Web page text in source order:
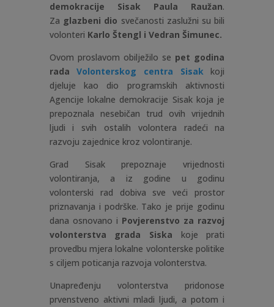
demokracije Sisak Paula Raužan.
Za glazbeni dio svečanosti zaslužni su bili
volonteri Karlo Štengl i Vedran Šimunec.
Ovom proslavom obilježilo se pet godina
radaVolonterskog centra Sisakkoji
djeluje kao dio programskih aktivnosti
Agencije lokalne demokracije Sisak koja je
prepoznala nesebičan trud ovih vrijednih
ljudi i svih ostalih volontera radeći na
razvoju zajednice kroz volontiranje.
Grad Sisak prepoznaje vrijednosti
volontiranja, a iz godine u godinu
volonterski rad dobiva sve veći prostor
priznavanja i podrške. Tako je prije godinu
dana osnovano i Povjerenstvo za razvoj
volonterstva grada Siska koje prati
provedbu mjera lokalne volonterske politike
s ciljem poticanja razvoja volonterstva.
Unapređenju volonterstva pridonose
prvenstveno aktivni mladi ljudi, a potom i